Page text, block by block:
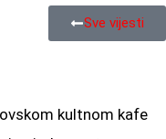
Sve vijesti
kultnom kafe